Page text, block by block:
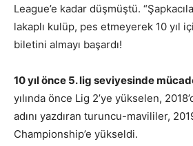
League’e kadar düşmüştü.
lakaplı kulüp, pes etmeyerek 10 yıl
biletini almayı başardı!
10 yıl önce 5. lig seviyesinde
yılında önce Lig 2’ye yükselen,
adını yazdıran turuncu-mavililer,
Championship’e yükseldi.